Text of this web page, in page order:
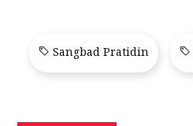
Sangbad Pratidin